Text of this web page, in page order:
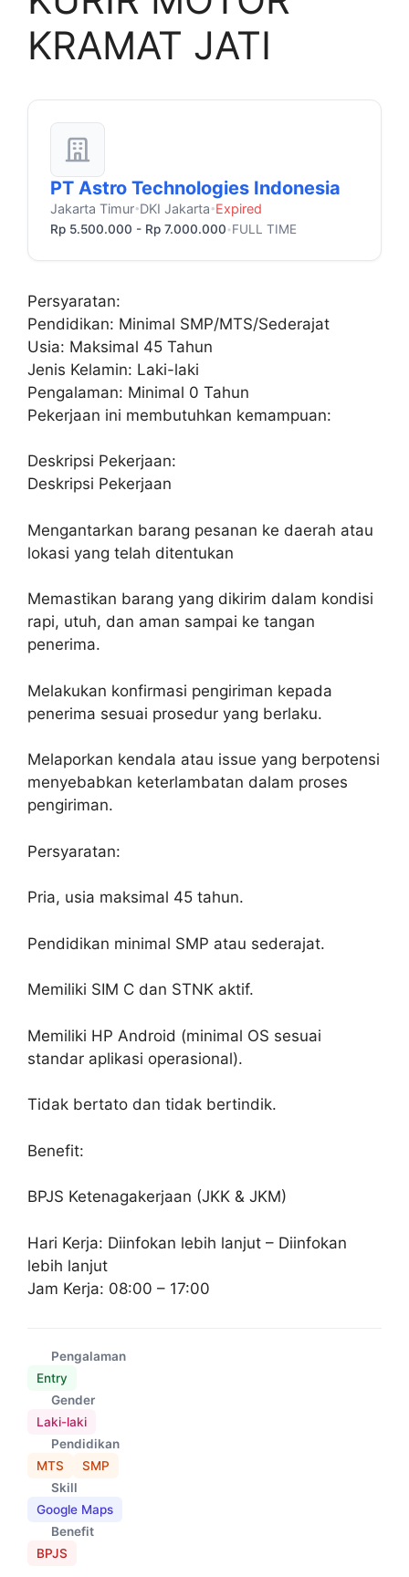
KRAMAT JATI
PT Astro Technologies Indonesia
Jakarta Timur•DKI Jakarta•Expired
Rp 5.500.000 - Rp 7.000.000 •FULL TIME
Persyaratan:
Pendidikan: Minimal SMP/MTS/Sederajat
Usia: Maksimal 45 Tahun
Jenis Kelamin: Laki-laki
Pengalaman: Minimal 0 Tahun
Pekerjaan ini membutuhkan kemampuan:
Deskripsi Pekerjaan:
Deskripsi Pekerjaan
Mengantarkan barang pesanan ke daerah atau
lokasi yang telah ditentukan
Memastikan barang yang dikirim dalam kondisi
rapi, utuh, dan aman sampai ke tangan
penerima.
Melakukan konfirmasi pengiriman kepada
penerima sesuai prosedur yang berlaku.
Melaporkan kendala atau issue yang berpotensi
menyebabkan keterlambatan dalam proses
pengiriman.
Persyaratan:
Pria, usia maksimal 45 tahun.
Pendidikan minimal SMP atau sederajat.
Memiliki SIM C dan STNK aktif.
Memiliki HP Android (minimal OS sesuai
standar aplikasi operasional).
Tidak bertato dan tidak bertindik.
Benefit:
BPJS Ketenagakerjaan (JKK & JKM)
Hari Kerja: Diinfokan lebih lanjut – Diinfokan
lebih lanjut
Jam Kerja: 08:00 – 17:00
Pengalaman
Entry
Gender
Laki-laki
Pendidikan
MTS
SMP
Skill
Google Maps
Benefit
BPJS